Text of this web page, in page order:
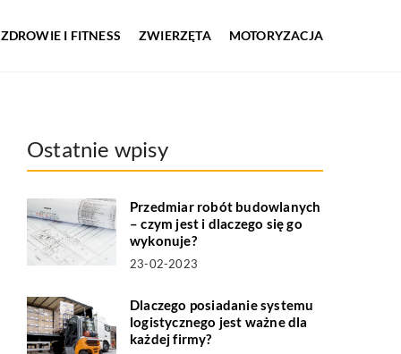
ZDROWIE I FITNESS ZWIERZĘTA MOTORYZACJA
Ostatnie wpisy
Przedmiar robót budowlanych
– czym jest i dlaczego się go
wykonuje?
23-02-2023
Dlaczego posiadanie systemu
logistycznego jest ważne dla
każdej firmy?